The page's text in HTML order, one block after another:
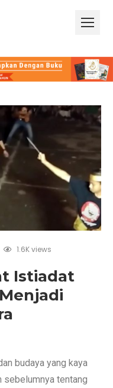
1.6Kviews
Istiadat
budaya yang kaya
sebelumnya tentang